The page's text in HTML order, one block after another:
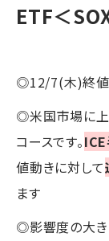
ETF＜
◎12/7(木)終値
◎米国市場に上
コースです。
値動きに対して
ます
◎影響度の大